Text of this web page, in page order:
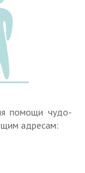
помощи чудо-
адресам: